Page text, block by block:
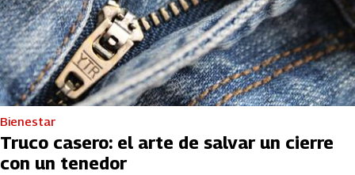
Bienestar
Truco casero: el arte de salvar un cierre
con un tenedor